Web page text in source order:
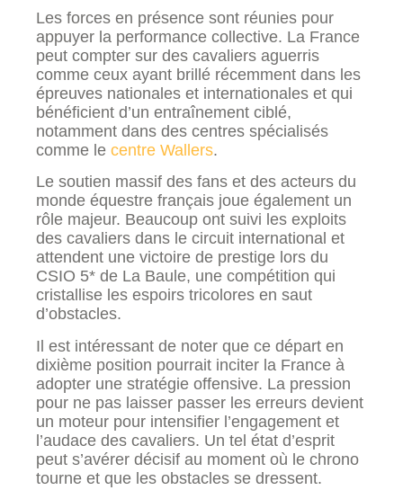
Les forces en présence sont réunies pour
appuyer la performance collective. La France
peut compter sur des cavaliers aguerris
comme ceux ayant brillé récemment dans les
épreuves nationales et internationales et qui
bénéficient d’un entraînement ciblé,
notamment dans des centres spécialisés
comme le centre Wallers.
Le soutien massif des fans et des acteurs du
monde équestre français joue également un
rôle majeur. Beaucoup ont suivi les exploits
des cavaliers dans le circuit international et
attendent une victoire de prestige lors du
CSIO 5* de La Baule, une compétition qui
cristallise les espoirs tricolores en saut
d’obstacles.
Il est intéressant de noter que ce départ en
dixième position pourrait inciter la France à
adopter une stratégie offensive. La pression
pour ne pas laisser passer les erreurs devient
un moteur pour intensifier l’engagement et
l’audace des cavaliers. Un tel état d’esprit
peut s’avérer décisif au moment où le chrono
tourne et que les obstacles se dressent.